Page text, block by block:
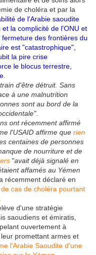
de choléra et par la
de l'Arabie saoudite
la complicité de l'ONU et
fermeture des frontières du
est "catastrophique",
la pire crise
le blocus terrestre,
d'être détruit. Sans
à une malnutrition
sont au bord de la
.
ont récemment affirmé
l'USAID affirme que rien
centaines de personnes
de nourriture et de
"avait déjà signalé en
affamés au Yémen
récemment déclaré en
cas de choléra pourtant
d'une stratégie
saoudiens et émiratis,
ouvertement à
promettant armes et
l'Arabie Saoudite d'une